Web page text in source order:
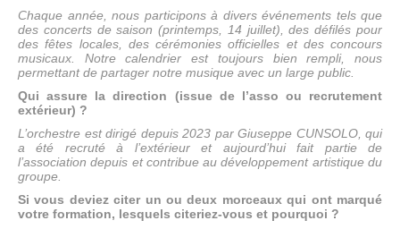
Chaque année, nous participons à divers événements tels que
des concerts de saison (printemps, 14 juillet), des défilés pour
des fêtes locales, des cérémonies officielles et des concours
musicaux. Notre calendrier est toujours bien rempli, nous
permettant de partager notre musique avec un large public.
Qui assure la direction (issue de l’asso ou recrutement
extérieur) ?
L’orchestre est dirigé depuis 2023 par Giuseppe CUNSOLO, qui
a été recruté à l’extérieur et aujourd’hui fait partie de
l’association depuis et contribue au développement artistique du
groupe.
Si vous deviez citer un ou deux morceaux qui ont marqué
votre formation, lesquels citeriez-vous et pourquoi ?